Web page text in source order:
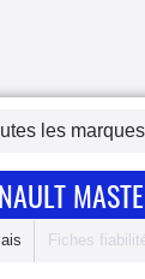
les marques
Fiches